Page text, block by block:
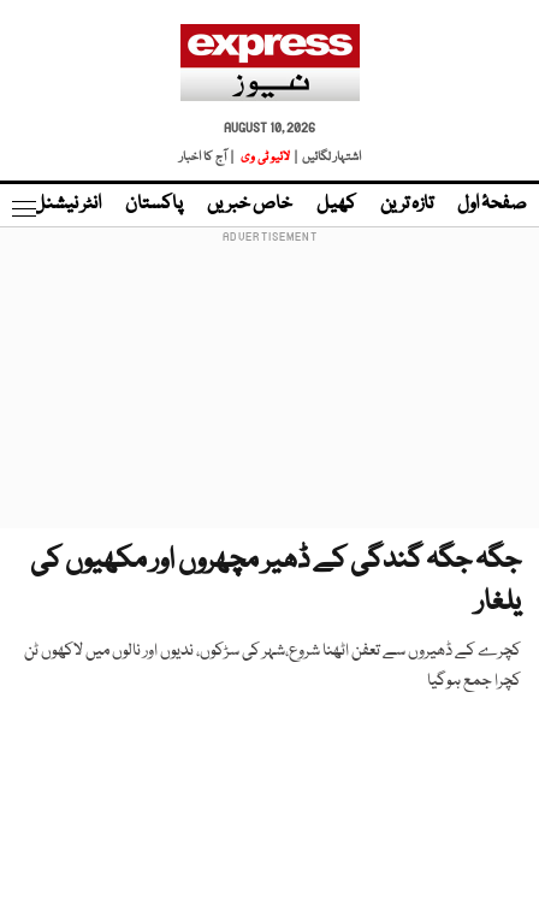
AUGUST 10, 2026
اشتہار لگائیں |
لائیو ٹی وی | آج کا اخبار
صفحۂ اول تازہ ترین کھیل خاص خبریں پاکستان انٹر نیشنل
جگہ جگہ گندگی کے ڈھیر مچھروں اور مکھیوں کی
یلغار
کچرے کے ڈھیروں سے تعفن اٹھنا شروع،شہر کی سڑکوں، ندیوں اور نالوں میں لاکھوں ٹن
کچرا جمع ہوگیا